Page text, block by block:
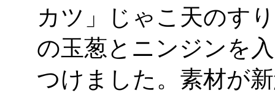
カツ」じゃこ天のす
の玉葱とニンジンを
つけました。素材が